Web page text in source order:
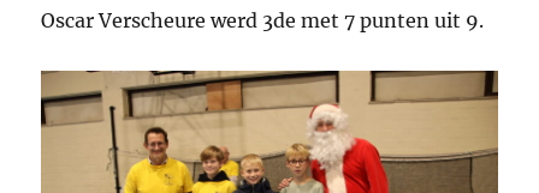
Oscar Verscheure werd 3de met 7 punten uit 9.